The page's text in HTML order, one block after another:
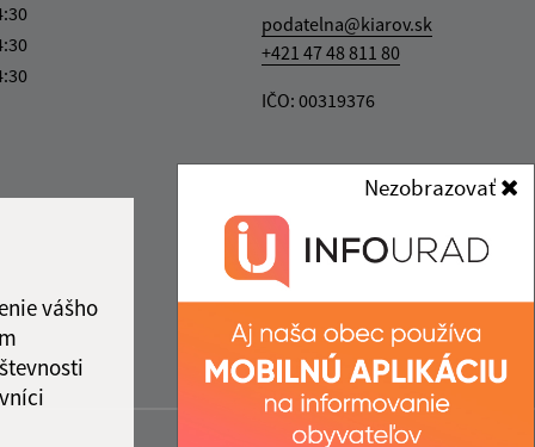
vášho
Nezobrazovať
podatelna@kiarov.sk
+421 47 48 811 80
IČO: 00319376